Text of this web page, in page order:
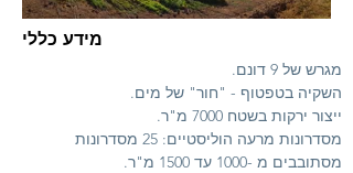
מידע כללי
מגרש של 9 דונם.
השקיה בטפטוף - "חור" של מים.
ייצור ירקות בשטח 7000 מ"ר.
מסדרונות מרעה הוליסטיים: 25 מסדרונות
מסתובבים מ -1000 עד 1500 מ"ר.